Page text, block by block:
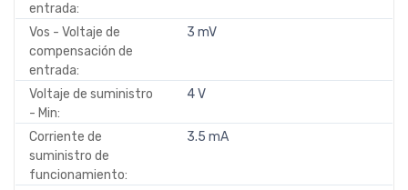
entrada:
Vos - Voltaje de
compensación de
entrada:
3 mV
Voltaje de suministro
- Min:
4 V
Corriente de
suministro de
funcionamiento:
3.5 mA